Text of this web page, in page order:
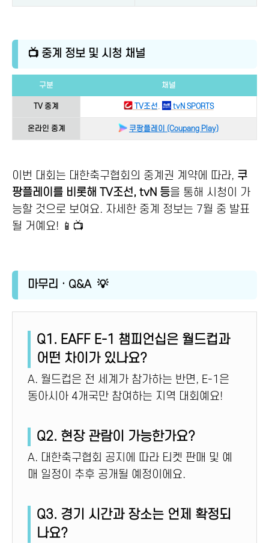
📺 중계 정보 및 시청 채널
구분 채널
TV 중계 TV조선, tvN SPORTS
온라인 중계 쿠팡플레이 (Coupang Play)
이번 대회는 대한축구협회의 중계권 계약에 따라, 쿠
팡플레이를 비롯해 TV조선, tvN 등을 통해 시청이 가
능할 것으로 보여요. 자세한 중계 정보는 7월 중 발표
될 거예요! 📱📺
마무리 · Q&A 💡
Q1. EAFF E-1 챔피언십은 월드컵과
어떤 차이가 있나요?
A. 월드컵은 전 세계가 참가하는 반면, E-1은
동아시아 4개국만 참여하는 지역 대회예요!
Q2. 현장 관람이 가능한가요?
A. 대한축구협회 공지에 따라 티켓 판매 및 예
매 일정이 추후 공개될 예정이에요.
Q3. 경기 시간과 장소는 언제 확정되
나요?